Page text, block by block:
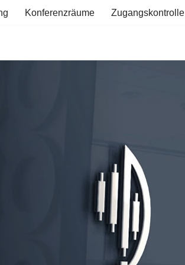
Konferenzräume Zugangskontrolle